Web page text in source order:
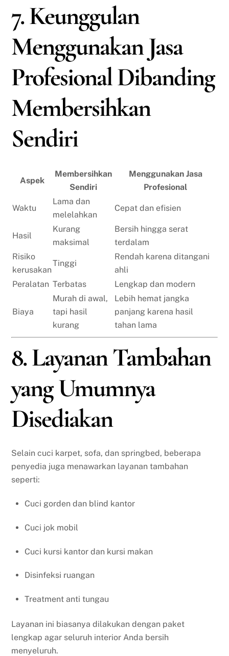
7. Keunggulan
Menggunakan Jasa
Profesional Dibanding
Membersihkan
Sendiri
Aspek
Membersihkan
Sendiri
Menggunakan Jasa
Profesional
Waktu
Lama dan
melelahkan
Cepat dan efisien
Hasil
Kurang
maksimal
Bersih hingga serat
terdalam
Risiko
kerusakan
Tinggi
Rendah karena ditangani
ahli
Peralatan Terbatas Lengkap dan modern
Biaya
Murah di awal,
tapi hasil
kurang
Lebih hemat jangka
panjang karena hasil
tahan lama
8. Layanan Tambahan
yang Umumnya
Disediakan
Selain cuci karpet, sofa, dan springbed, beberapa
penyedia juga menawarkan layanan tambahan
seperti:
Cuci gorden dan blind kantor
Cuci jok mobil
Cuci kursi kantor dan kursi makan
Disinfeksi ruangan
Treatment anti tungau
Layanan ini biasanya dilakukan dengan paket
lengkap agar seluruh interior Anda bersih
menyeluruh.